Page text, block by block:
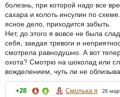
болезнь, при которой надо все
сахара и колоть инсулин по
ясное дело, приходится забыть.
Нет, до этого я вовсе не была
себя, заедая тревоги и
смотрела равнодушно. А вот
охота? Смотрю на шоколад или
вожделением, чуть ли не
+28 Смолька я 26